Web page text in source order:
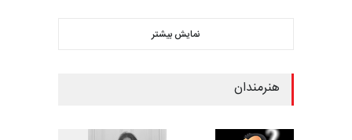
کاریکاتور CIK Damad…
ششمین جشنوارۀ بین‌المللی
نمایش بیشتر
هنرمندان